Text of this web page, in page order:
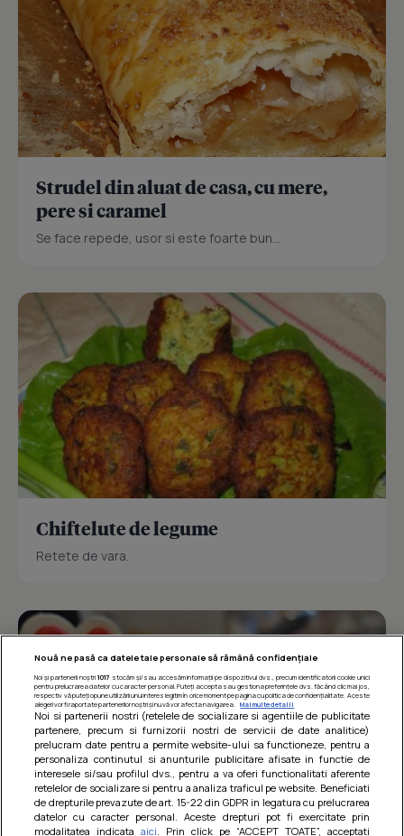
Strudel din aluat de casa, cu mere,
pere si caramel
Se face repede, usor si este foarte bun...
Chiftelute de legume
Retete de vara.
Nouă ne pasă ca datele tale personale să rămână confidențiale
Noi și partenerii noștri 1017 stocăm și/sau accesăm informații pe dispozitivul dvs., precum identificatorii cookie unici
pentru prelucrarea datelor cu caracter personal. Puteți accepta sau gestiona preferințele dvs. făcând clic mai jos,
respectiv vă puteți opune utilizării unui interes legitim în orice moment pe pagina cu politica de confidențialitate. Aceste
alegeri vor fi raportate partenerilor noștri și nu vă vor afecta navigarea.
Mai multe detalii
Noi si partenerii nostri (retelele de socializare si agentiile de publicitate
partenere, precum si furnizorii nostri de servicii de date analitice)
prelucram date pentru a permite website-ului sa functioneze, pentru a
personaliza continutul si anunturile publicitare afisate in functie de
interesele si/sau profilul dvs., pentru a va oferi functionalitati aferente
retelelor de socializare si pentru a analiza traficul pe website. Beneficiati
de drepturile prevazute de art. 15-22 din GDPR in legatura cu prelucrarea
datelor cu caracter personal. Aceste drepturi pot fi exercitate prin
modalitatea indicataaici . Prin click pe “ACCEPT TOATE”, acceptati